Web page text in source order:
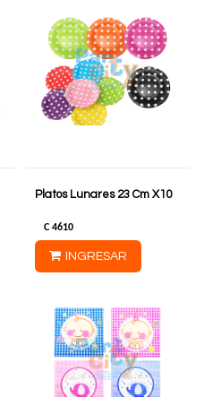
Platos Lunares 23 Cm X10
C 4610
INGRESAR